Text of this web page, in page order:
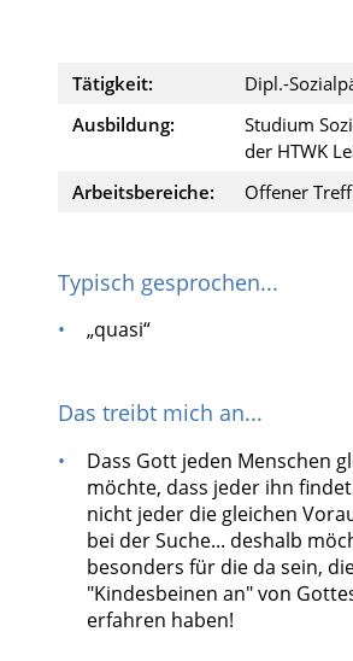
Tätigkeit:
Dipl.-
Ausbildung:
Studium
der HTWK
Arbeitsbereiche:
Offener Treff
Typisch gesprochen...
„quasi“
Das treibt mich an...
Dass Gott jeden Menschen
möchte, dass jeder ihn
nicht jeder die gleichen
bei der Suche... deshalb
besonders für die da sein,
"Kindesbeinen an" von
erfahren haben!